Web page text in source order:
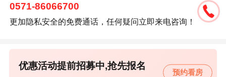
0571-86066700
更加隐私安全的免费通话，任何疑问立即来电咨询！
优惠活动提前招募中,抢先报名
预约看房